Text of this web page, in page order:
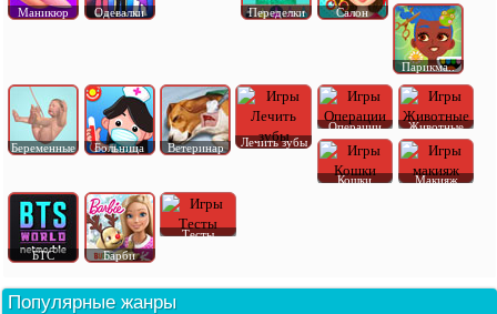
Маникюр Одевалки
Переделки
Салон
Парикма..
Беременные Больница Ветеринар Лечить зубы
Операции Животные
Кошки Макияж
БТС Барби
Тесты
Популярные жанры